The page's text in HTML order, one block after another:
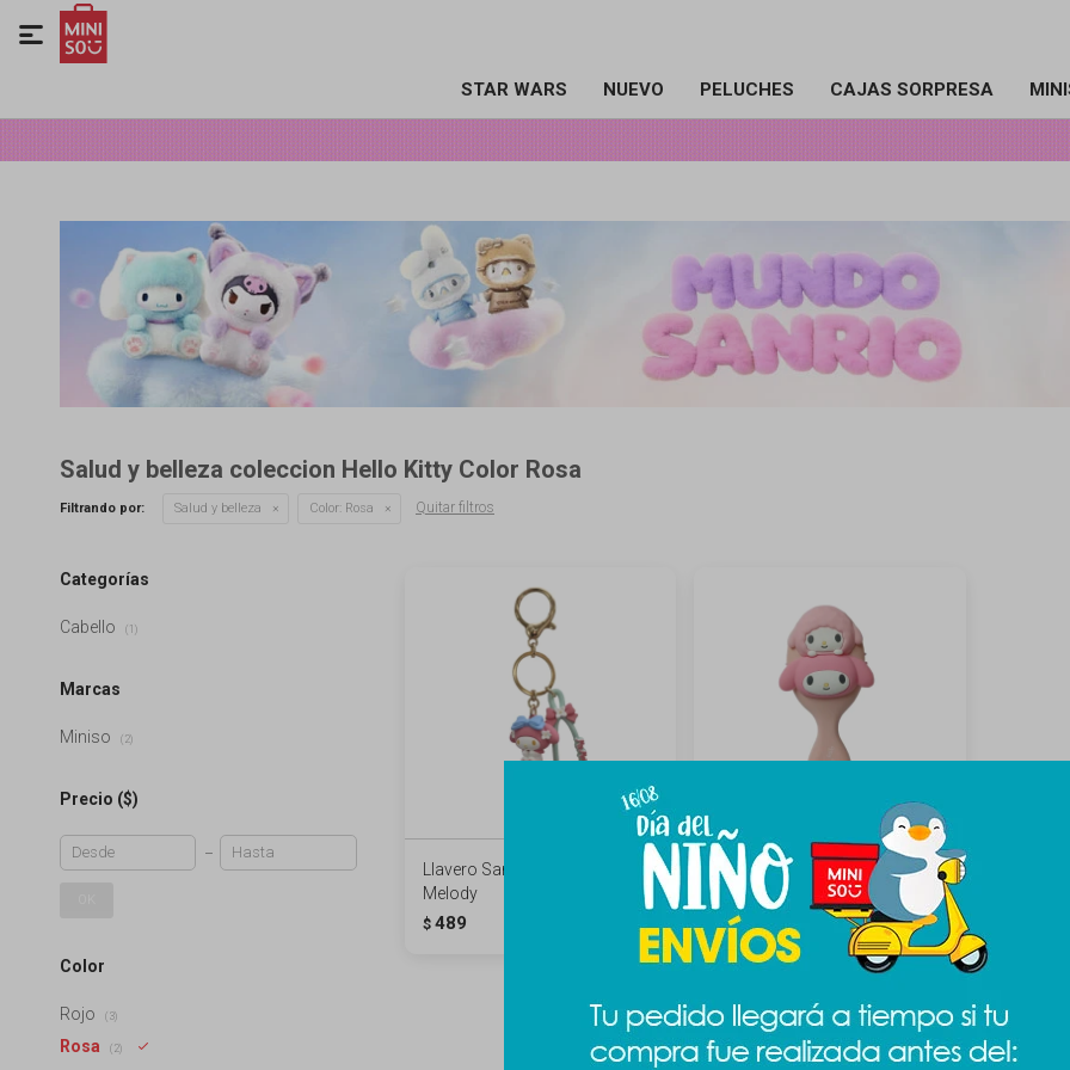
STAR WARS NUEVO PELUCHES CAJAS SORPRESA

Salud y belleza coleccion Hello Kitty Color Rosa
Filtrando por: Salud y belleza Color: Rosa Quitar filtros
Llavero Sanrio campanita -
Melody
$ 489
Cepillo Sanrio - Melody
289
Categorías
Cabello (1)
Marcas
Miniso (2)
Precio ($)
Color
Rojo (3)
Rosa (2)